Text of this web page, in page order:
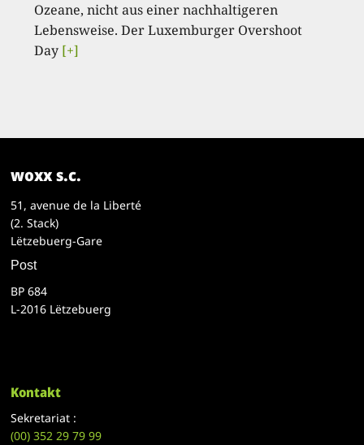
Ozeane, nicht aus einer nachhaltigeren
Lebensweise. Der Luxemburger Overshoot
Day [+]
woxx s.c.
51, avenue de la Liberté
(2. Stack)
Lëtzebuerg-Gare
Post
BP 684
L-2016 Lëtzebuerg
Kontakt
Sekretariat :
(00)352 29 79 99